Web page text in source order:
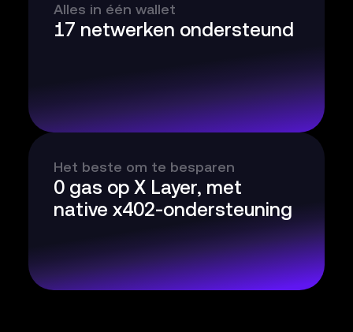
Alles in één wallet
17 netwerken ondersteund
Het beste om te besparen
0 gas op X Layer, met
native x402-ondersteuning